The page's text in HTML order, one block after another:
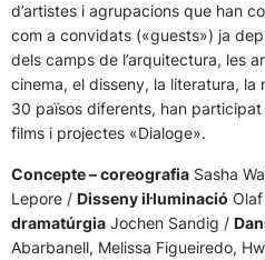
d’artistes i agrupacions que han
com a convidats («guests») ja
dels camps de l’arquitectura, les
cinema, el disseny, la literatura, la
30 països diferents, han
films i projectes «Dialoge».
Concepte – coreografia Sasha
Lepore / Disseny il·luminació
dramatúrgia Jochen Sandig /
Abarbanell, Melissa Figueiredo,